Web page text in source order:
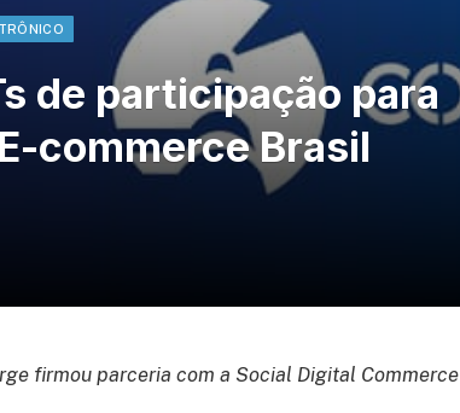
de participação para
commerce Brasil
firmou parceria com a Social Digital Commerce